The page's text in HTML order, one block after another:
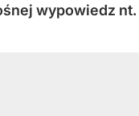
wypowiedz nt.